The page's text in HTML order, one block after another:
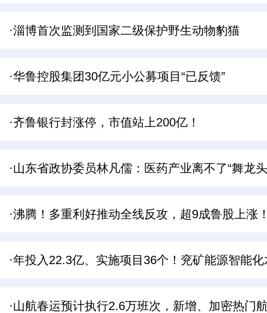
·淄博首次监测到国家二级保护野生动物豹猫
·华鲁控股集团30亿元小公募项目“已反馈”
·齐鲁银行封涨停，市值站上200亿！
·山东省政协委员林凡儒：医药产业离不了“舞龙
·沸腾！多重利好推动全线反攻，超9成鲁股上涨
·年投入22.3亿、实施项目36个！兖矿能源智能
·山航春运预计执行2.6万班次，新增、加密热门